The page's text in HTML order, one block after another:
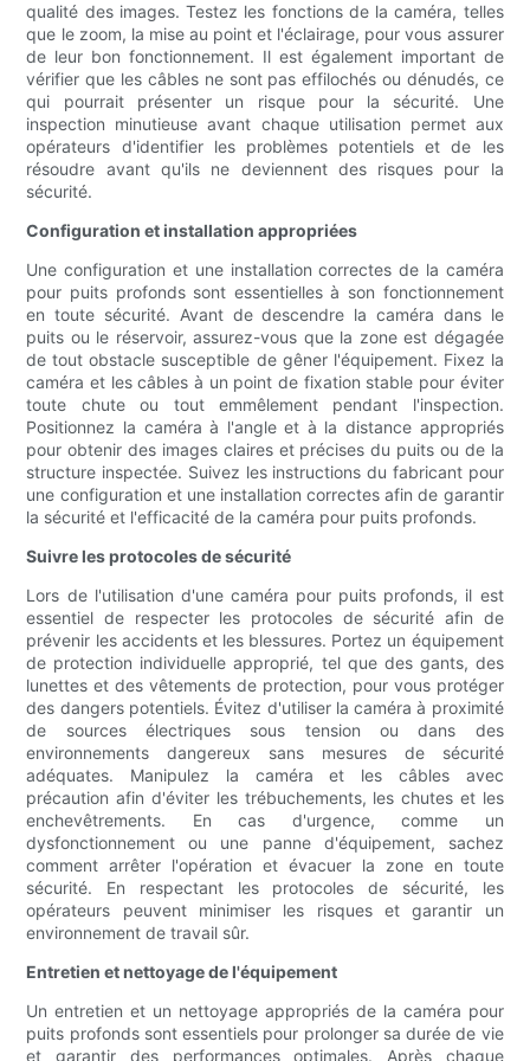
qualité des images. Testez les fonctions de la caméra, telles
que le zoom, la mise au point et l'éclairage, pour vous assurer
de leur bon fonctionnement. Il est également important de
vérifier que les câbles ne sont pas effilochés ou dénudés, ce
qui pourrait présenter un risque pour la sécurité. Une
inspection minutieuse avant chaque utilisation permet aux
opérateurs d'identifier les problèmes potentiels et de les
résoudre avant qu'ils ne deviennent des risques pour la
sécurité.
Configuration et installation appropriées
Une configuration et une installation correctes de la caméra
pour puits profonds sont essentielles à son fonctionnement
en toute sécurité. Avant de descendre la caméra dans le
puits ou le réservoir, assurez-vous que la zone est dégagée
de tout obstacle susceptible de gêner l'équipement. Fixez la
caméra et les câbles à un point de fixation stable pour éviter
toute chute ou tout emmêlement pendant l'inspection.
Positionnez la caméra à l'angle et à la distance appropriés
pour obtenir des images claires et précises du puits ou de la
structure inspectée. Suivez les instructions du fabricant pour
une configuration et une installation correctes afin de garantir
la sécurité et l'efficacité de la caméra pour puits profonds.
Suivre les protocoles de sécurité
Lors de l'utilisation d'une caméra pour puits profonds, il est
essentiel de respecter les protocoles de sécurité afin de
prévenir les accidents et les blessures. Portez un équipement
de protection individuelle approprié, tel que des gants, des
lunettes et des vêtements de protection, pour vous protéger
des dangers potentiels. Évitez d'utiliser la caméra à proximité
de sources électriques sous tension ou dans des
environnements dangereux sans mesures de sécurité
adéquates. Manipulez la caméra et les câbles avec
précaution afin d'éviter les trébuchements, les chutes et les
enchevêtrements. En cas d'urgence, comme un
dysfonctionnement ou une panne d'équipement, sachez
comment arrêter l'opération et évacuer la zone en toute
sécurité. En respectant les protocoles de sécurité, les
opérateurs peuvent minimiser les risques et garantir un
environnement de travail sûr.
Entretien et nettoyage de l'équipement
Un entretien et un nettoyage appropriés de la caméra pour
puits profonds sont essentiels pour prolonger sa durée de vie
et garantir des performances optimales. Après chaque